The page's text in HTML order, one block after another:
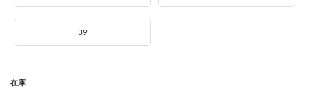
39
在庫